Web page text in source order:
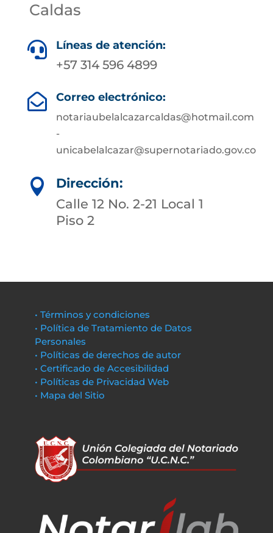
Caldas
 Líneas de atención:
+57 314 596 4899
 Correo electrónico:
notariaubelalcazarcaldas@hotmail.com
-
unicabelalcazar@supernotariado.gov.co

Dirección:
Calle 12 No. 2-21 Local 1
Piso 2
• Términos y condiciones
• Política de Tratamiento de Datos
Personales
• Políticas de derechos de autor
• Certificado de Accesibilidad
• Políticas de Privacidad Web
• Mapa del Sitio